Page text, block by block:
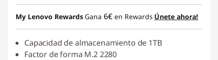
My Lenovo Rewards Gana 6€ en Rewards Únete ahora!
Capacidad de almacenamiento de 1TB
Factor de forma M.2 2280